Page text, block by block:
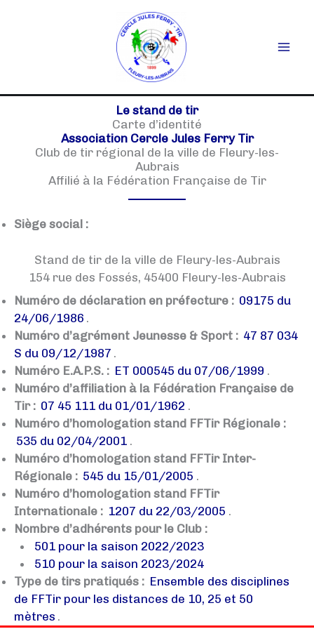
Le stand de tir
Carte d’identité
Association Cercle Jules Ferry Tir
Club de tir régional de la ville de Fleury-les-
Aubrais
Affilié à la Fédération Française de Tir
Siège social :
Stand de tir de la ville de Fleury-les-Aubrais
154 rue des Fossés, 45400 Fleury-les-Aubrais
Numéro de déclaration en préfecture : 09175 du
24/06/1986 .
Numéro d’agrément Jeunesse & Sport : 47 87 034
S du 09/12/1987 .
Numéro E.A.P.S. : ET 000545 du 07/06/1999 .
Numéro d’affiliation à la Fédération Française de
Tir : 07 45 111 du 01/01/1962 .
Numéro d’homologation stand FFTir Régionale :
535 du 02/04/2001 .
Numéro d’homologation stand FFTir Inter-
Régionale : 545 du 15/01/2005 .
Numéro d’homologation stand FFTir
Internationale : 1207 du 22/03/2005 .
Nombre d’adhérents pour le Club :
501 pour la saison 2022/2023
510 pour la saison 2023/2024
Type de tirs pratiqués : Ensemble des disciplines
de FFTir pour les distances de 10, 25 et 50
mètres .